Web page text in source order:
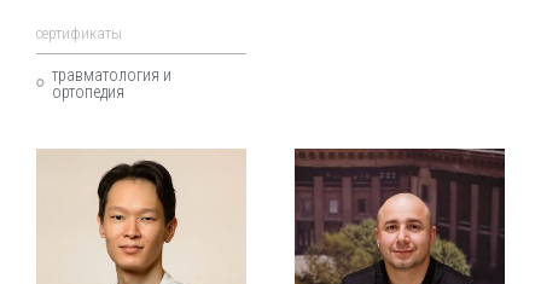
cертификаты
травматология и
ортопедия